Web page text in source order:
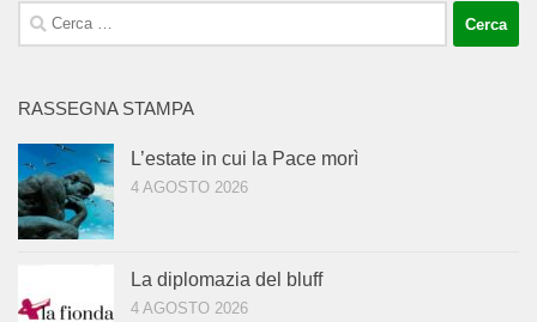
Ricerca
per:
RASSEGNA STAMPA
L’estate in cui la Pace morì
4 AGOSTO 2026
La diplomazia del bluff
4 AGOSTO 2026